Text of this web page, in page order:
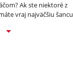
Ak ste niektoré z
vraj najväčšiu šancu